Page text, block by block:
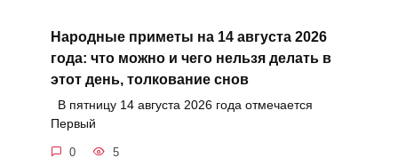
Народные приметы на 14 августа 2026
года: что можно и чего нельзя делать в
этот день, толкование снов
В пятницу 14 августа 2026 года отмечается
Первый
0 5